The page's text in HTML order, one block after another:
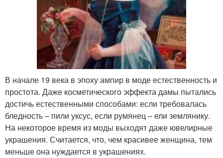
В начале 19 века в эпоху ампир в моде естественность и
простота. Даже косметического эффекта дамы пытались
достичь естественными способами: если требовалась
бледность – пили уксус, если румянец – ели землянику.
На некоторое время из моды выходят даже ювелирные
украшения. Считается, что, чем красивее женщина, тем
меньше она нуждается в украшениях.